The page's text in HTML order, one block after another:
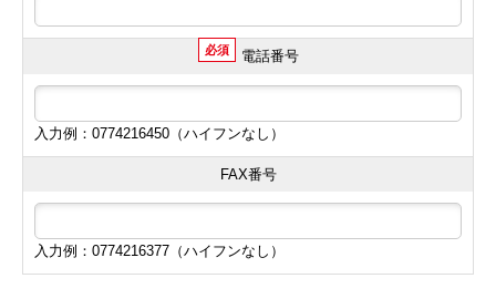
必須 電話番号
入力例：0774216450（ハイフンなし）
FAX番号
入力例：0774216377（ハイフンなし）